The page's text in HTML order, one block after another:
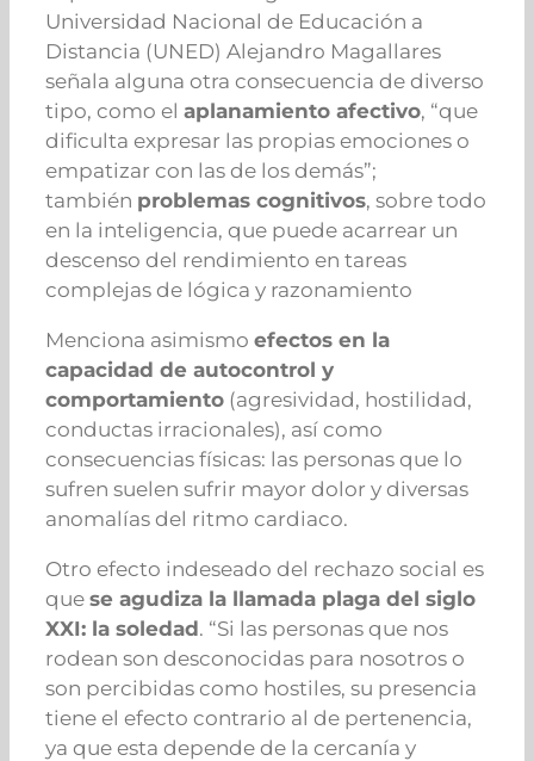
Universidad Nacional de Educación a
Distancia (UNED) Alejandro Magallares
señala alguna otra consecuencia de diverso
tipo, como el aplanamiento afectivo, “que
dificulta expresar las propias emociones o
empatizar con las de los demás”;
también problemas cognitivos, sobre todo
en la inteligencia, que puede acarrear un
descenso del rendimiento en tareas
complejas de lógica y razonamiento
Menciona asimismo efectos en la
capacidad de autocontrol y
comportamiento (agresividad, hostilidad,
conductas irracionales), así como
consecuencias físicas: las personas que lo
sufren suelen sufrir mayor dolor y diversas
anomalías del ritmo cardiaco.
Otro efecto indeseado del rechazo social es
que se agudiza la llamada plaga del siglo
XXI: la soledad. “Si las personas que nos
rodean son desconocidas para nosotros o
son percibidas como hostiles, su presencia
tiene el efecto contrario al de pertenencia,
ya que esta depende de la cercanía y